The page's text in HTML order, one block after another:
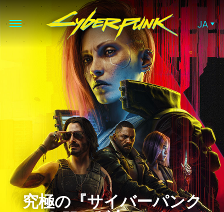
JA
究極の『サイバーパンク